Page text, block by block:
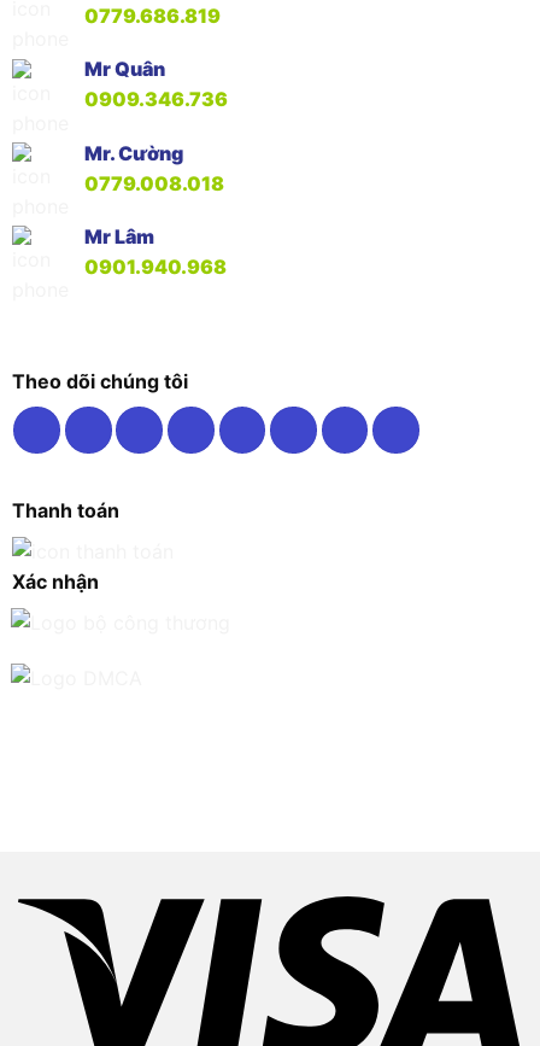
0779.686.819
Mr Quân
0909.346.736
Mr. Cường
0779.008.018
Mr Lâm
0901.940.968
Theo dõi chúng tôi
Thanh toán
Xác nhận